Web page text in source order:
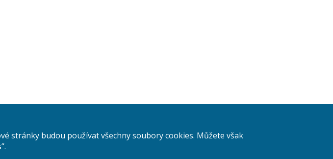
stránky budou používat všechny soubory cookies. Můžete však